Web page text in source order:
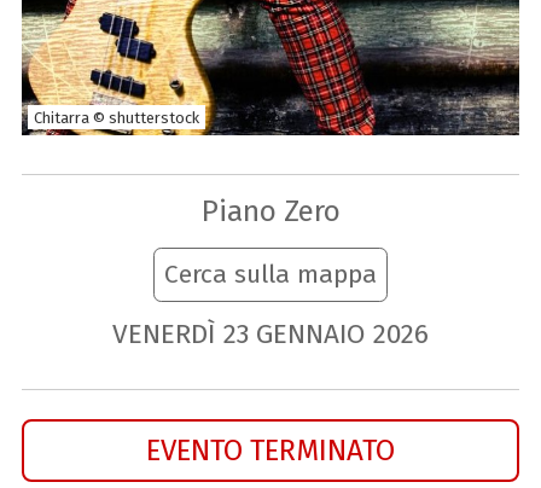
Chitarra © shutterstock
Piano Zero
Cerca sulla mappa
VENERDÌ 23 GENNAIO 2026
EVENTO TERMINATO